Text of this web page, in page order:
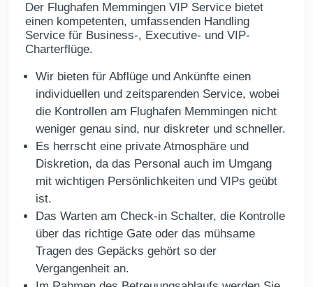
Der Flughafen Memmingen VIP Service bietet
einen kompetenten, umfassenden Handling
Service für Business-, Executive- und VIP-
Charterflüge.
Wir bieten für Abflüge und Ankünfte einen
individuellen und zeitsparenden Service, wobei
die Kontrollen am Flughafen Memmingen nicht
weniger genau sind, nur diskreter und schneller.
Es herrscht eine private Atmosphäre und
Diskretion, da das Personal auch im Umgang
mit wichtigen Persönlichkeiten und VIPs geübt
ist.
Das Warten am Check-in Schalter, die Kontrolle
über das richtige Gate oder das mühsame
Tragen des Gepäcks gehört so der
Vergangenheit an.